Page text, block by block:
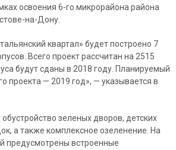
освоения 6-го микрорайона района
на-Дону.
квартал» будет построено 7
Всего проект рассчитан на 2515
будут сданы в 2018 году. Планируемый
проекта — 2019 год», — указывается в
зеленых дворов, детских
а также комплексное озеленение. На
предусмотрены встроенные